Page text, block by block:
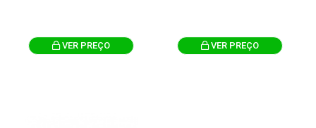
VER PREÇO VER PREÇO